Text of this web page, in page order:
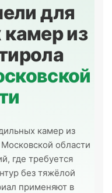
для
из
камер из
области
где требуется
без тяжёлой
применяют в